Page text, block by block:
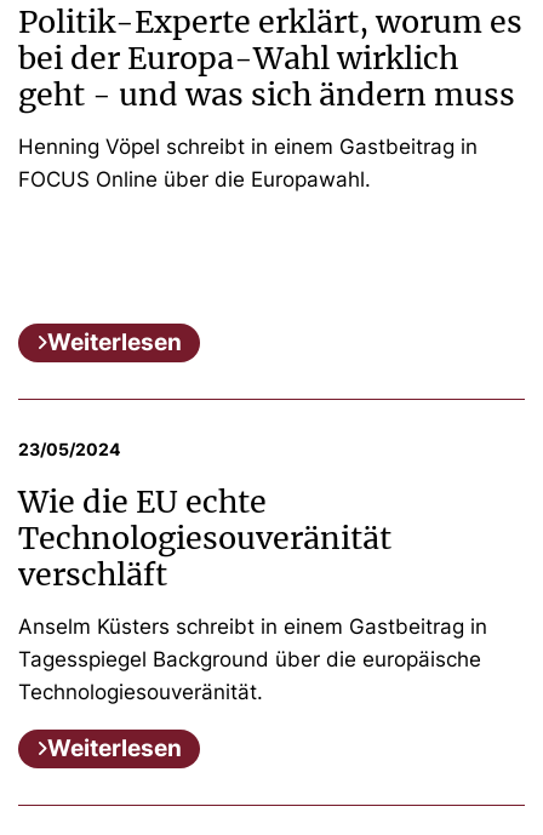
Politik-Experte erklärt, worum es
bei der Europa-Wahl wirklich
geht - und was sich ändern muss
Henning Vöpel schreibt in einem Gastbeitrag in
FOCUS Online über die Europawahl.
Weiterlesen
23/05/2024
Wie die EU echte
Technologiesouveränität
verschläft
Anselm Küsters schreibt in einem Gastbeitrag in
Tagesspiegel Background über die europäische
Technologiesouveränität.
Weiterlesen